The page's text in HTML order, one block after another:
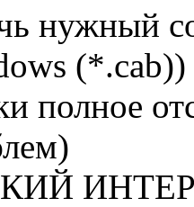
нужный
(*.cab))
полное